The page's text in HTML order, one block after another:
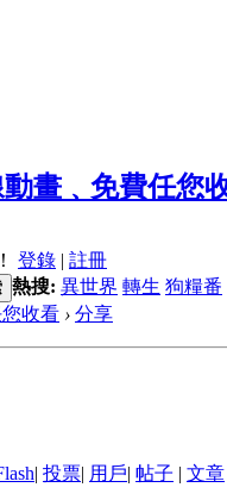
登錄 | 註冊
熱搜: 異世界 轉生 狗糧番
收看 › 分享
| 投票| 用戶| 帖子 | 文章